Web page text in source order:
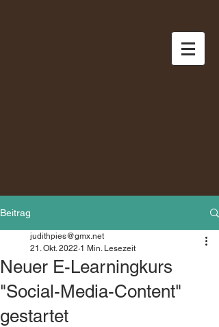
Beitrag
Neuer E-Learningkurs
"Social-Media-Content"
gestartet
judithpies@gmx.net
21. Okt. 2022 1 Min. Lesezeit